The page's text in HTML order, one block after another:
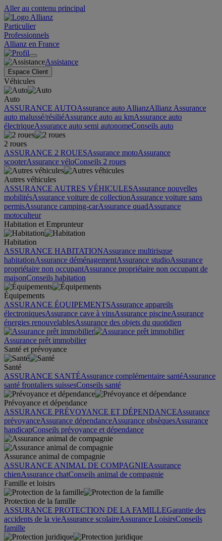
Aller au contenu principal
Particulier
Professionnels
Allianz en France
Assistance
Espace Client
Véhicules
Auto
ASSURANCE AUTOAssurance auto AllianzAllianz Assurance
auto malussé/résiliéAssurance auto au kmAssurance auto
électriqueAssurance auto semi autonomeConseils auto
2 roues
ASSURANCE 2 ROUESAssurance motoAssurance
scooterAssurance véloConseils 2 roues
Autres véhicules
ASSURANCE AUTRES VÉHICULESAssurance nouvelles
mobilitésAssurance voiture de collectionAssurance voiture sans
permisAssurance camping-carAssurance quadAssurance
motoculteur
Habitation et Emprunteur
Habitation
ASSURANCE HABITATIONAssurance multirisque
habitationAssurance déménagementAssurance studioAssurance
propriétaire non occupantAssurance propriétaire non occupant de
maisonConseils habitation
Équipements
ASSURANCE ÉQUIPEMENTSAssurance appareils
électroniquesAssurance cave à vinsAssurance piscineAssurance
énergies renouvelablesAssurance des objets du quotidien
Assurance prêt immobilier
Santé et prévoyance
Santé
ASSURANCE SANTÉAssurance complémentaire santéAssurance
santé frontaliers suissesConseils santé
Prévoyance et dépendance
ASSURANCE PRÉVOYANCE ET DÉPENDANCEAssurance
prévoyanceAssurance dépendanceAssurance obsèquesAssurance
handicapConseils prévoyance et dépendance
Assurance animal de compagnie
ASSURANCE ANIMAL DE COMPAGNIEAssurance
chienAssurance chatConseils animal de compagnie
Famille et loisirs
Protection de la famille
ASSURANCE PROTECTION DE LA FAMILLEGarantie des
accidents de la vieAssurance scolaireAssurance LoisirsConseils
famille